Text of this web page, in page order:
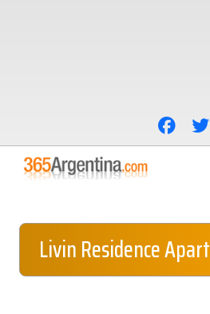
Livin Residence Apart